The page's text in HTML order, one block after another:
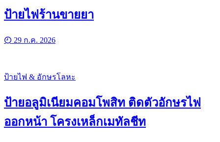
ป้ายไฟร้านขายยา
29 ก.ค. 2026
ป้ายไฟ & อักษรโลหะ
ป้ายอลูมิเนียมคอมโพสิท ติดตัวอักษรไฟ
ออกหน้า โครงเหล็กเมทัลชีท